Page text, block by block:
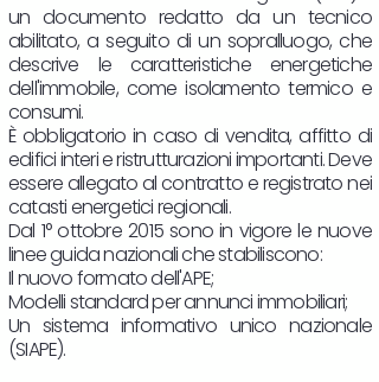
un documento redatto da un tecnico
abilitato, a seguito di un sopralluogo, che
descrive le caratteristiche energetiche
dell'immobile, come isolamento termico e
consumi.
È obbligatorio in caso di vendita, affitto di
edifici interi e ristrutturazioni importanti. Deve
essere allegato al contratto e registrato nei
catasti energetici regionali.
Dal 1° ottobre 2015 sono in vigore le nuove
linee guida nazionali che stabiliscono:
Il nuovo formato dell'APE;
Modelli standard per annunci immobiliari;
Un sistema informativo unico nazionale
(SIAPE).